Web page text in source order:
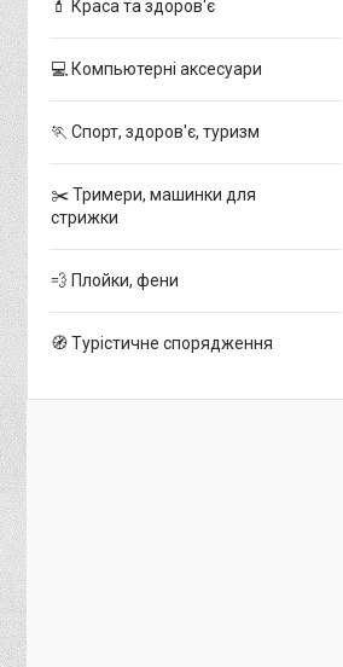
💄 Краса та здоров'є
💻 Компьютерні аксесуари
🏃 Спорт, здоров'є, туризм
✂️ Тримери, машинки для
стрижки
💨 Плойки, фени
🧭 Турістичне спорядження